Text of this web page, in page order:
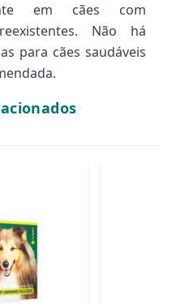
em cães com
Não há
para cães saudáveis